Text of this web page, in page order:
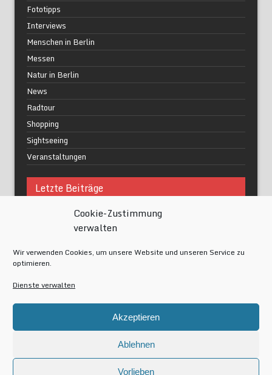
Cookie-Zustimmung
verwalten
Wir verwenden Cookies, um unsere Website und unseren Service zu
optimieren.
Dienste verwalten
Akzeptieren
Ablehnen
Vorlieben
Fototipps
Interviews
Menschen in Berlin
Messen
Natur in Berlin
News
Radtour
Shopping
Sightseeing
Veranstaltungen
Letzte Beiträge
Was macht urbane Lebensqualität wirklich aus?
Grüne Oasen in Berlin
Festival of Lights Berlin 2024
Gesund schlafen im modernen Alltag
WordPress.org